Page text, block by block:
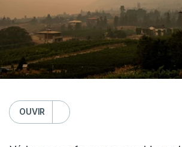
OUVIR